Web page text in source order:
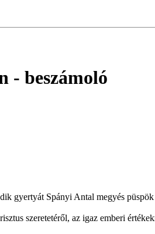
- beszámoló
gyertyát Spányi Antal megyés
szeretetéről, az igaz emberi